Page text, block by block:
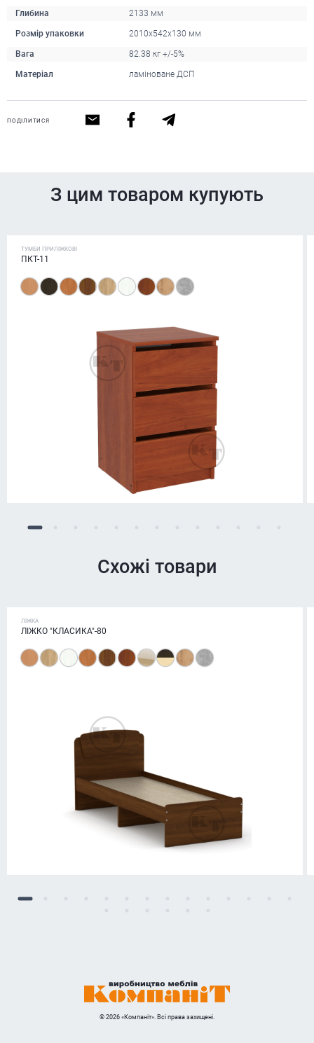
Глибина 2133 мм
Розмір упаковки 2010x542x130 мм
Вага 82.38 кг +/-5%
Матеріал ламіноване ДСП
ПОДІЛИТИСЯ
З цим товаром купують
ТУМБИ ПРИЛІЖКОВІ
ПКТ-11
Схожі товари
ЛІЖКА
ЛІЖКО "КЛАСИКА"-80
© 2026 «Компаніт». Всі права захищені.